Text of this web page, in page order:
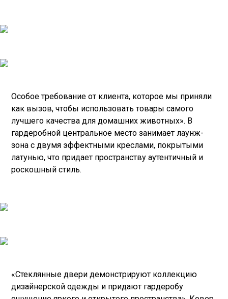
Особое требование от клиента, которое мы приняли
как вызов, чтобы использовать товары самого
лучшего качества для домашних животных». В
гардеробной центральное место занимает лаунж-
зона с двумя эффектными креслами, покрытыми
латунью, что придает пространству аутентичный и
роскошный стиль.
«Стеклянные двери демонстрируют коллекцию
дизайнерской одежды и придают гардеробу